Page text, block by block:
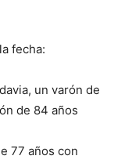
fecha:
un varón de
de 84 años
77 años con